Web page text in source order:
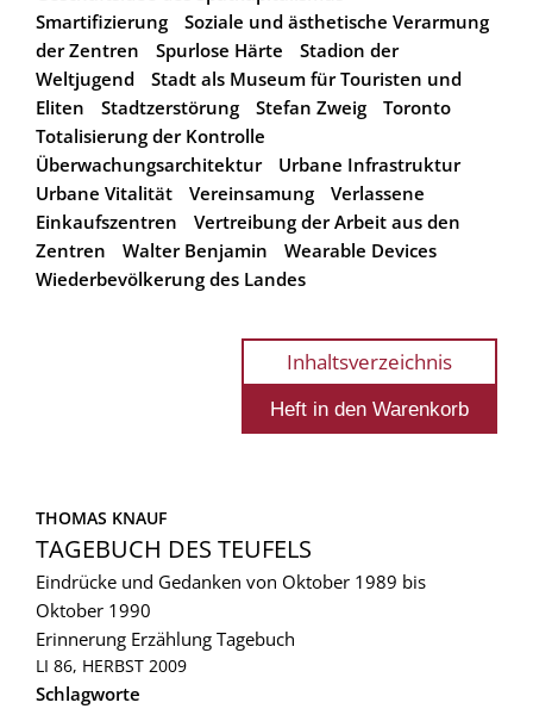
Smartifizierung
Soziale und ästhetische Verarmung
der Zentren
Spurlose Härte
Stadion der
Weltjugend
Stadt als Museum für Touristen und
Eliten
Stadtzerstörung Stefan Zweig
Toronto
Totalisierung der Kontrolle
Überwachungsarchitektur
Urbane Infrastruktur
Urbane Vitalität
Vereinsamung
Verlassene
Einkaufszentren
Vertreibung der Arbeit aus den
Zentren
Walter Benjamin
Wearable Devices
Wiederbevölkerung des Landes
Inhaltsverzeichnis
THOMAS KNAUF
TAGEBUCH DES TEUFELS
Eindrücke und Gedanken von Oktober 1989 bis
Oktober 1990
Erinnerung Erzählung Tagebuch
LI 86, HERBST 2009
Schlagworte